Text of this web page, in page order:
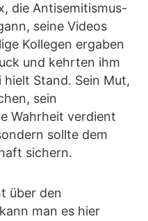
die Antisemitismus-
seine Videos
Kollegen ergaben
und kehrten ihm
hielt Stand. Sein Mut,
sein
Wahrheit verdient
sollte dem
sichern.
über den
man es hier